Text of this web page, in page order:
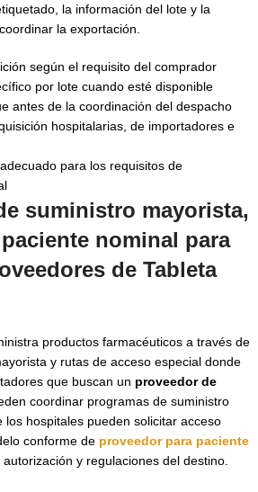
la información del lote y la
la exportación.
según el requisito del comprador
por lote cuando esté disponible
antes de la coordinación del despacho
hospitalarias, de importadores e
para los requisitos de
suministro mayorista,
nominal para
de Tableta
productos farmacéuticos a través de
y rutas de acceso especial donde
que buscan un proveedor de
coordinar programas de suministro
los hospitales pueden solicitar acceso
conforme de proveedor para paciente
autorización y regulaciones del destino.